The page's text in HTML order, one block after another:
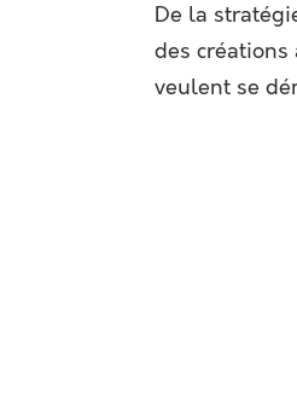
De la
des
veulent se